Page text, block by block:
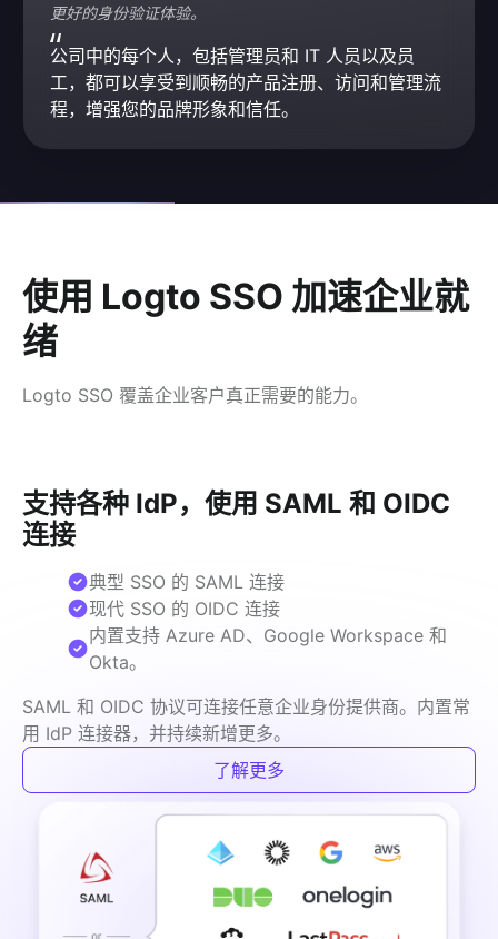
更好的身份验证体验。
公司中的每个人，包括管理员和 IT 人员以及员
工，都可以享受到顺畅的产品注册、访问和管理流
程，增强您的品牌形象和信任。
使用 Logto SSO 加速企业就
绪
Logto SSO 覆盖企业客户真正需要的能力。
支持各种 IdP，使用 SAML 和 OIDC
连接
SAML 和 OIDC 协议可连接任意企业身份提供商。内置常
用 IdP 连接器，并持续新增更多。
典型 SSO 的 SAML 连接
现代 SSO 的 OIDC 连接
内置支持 Azure AD、Google Workspace 和
Okta。
了解更多